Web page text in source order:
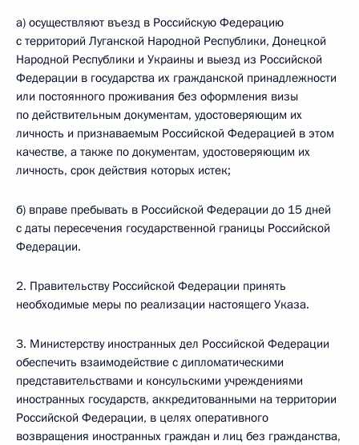
а) осуществляют въезд в Российскую Федерацию
с территорий Луганской Народной Республики, Донецкой
Народной Республики и Украины и выезд из Российской
Федерации в государства их гражданской принадлежности
или постоянного проживания без оформления визы
по действительным документам, удостоверяющим их
личность и признаваемым Российской Федерацией в этом
качестве, а также по документам, удостоверяющим их
личность, срок действия которых истек;
б) вправе пребывать в Российской Федерации до 15 дней
с даты пересечения государственной границы Российской
Федерации.
2. Правительству Российской Федерации принять
необходимые меры по реализации настоящего Указа.
3. Министерству иностранных дел Российской Федерации
обеспечить взаимодействие с дипломатическими
представительствами и консульскими учреждениями
иностранных государств, аккредитованными на территории
Российской Федерации, в целях оперативного
возвращения иностранных граждан и лиц без гражданства,